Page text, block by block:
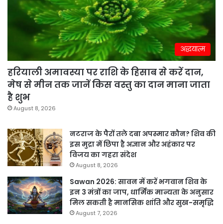
अद्धयात्म
हरियाली अमावस्या पर राशि के हिसाब से करें दान,
मेष से मीन तक जानें किस वस्तु का दान माना जाता
है शुभ
August 8, 2026
नटराज के पैरों तले दबा अपस्मार कौन? शिव की
इस मुद्रा में छिपा है अज्ञान और अहंकार पर
विजय का गहरा संदेश
August 8, 2026
Sawan 2026: सावन में करें भगवान शिव के
इन 3 मंत्रों का जाप, धार्मिक मान्यता के अनुसार
मिल सकती है मानसिक शांति और सुख-समृद्धि
August 7, 2026